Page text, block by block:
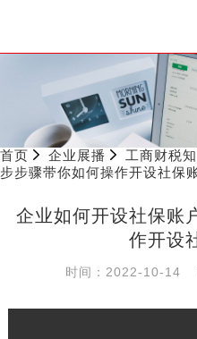
首页 企业展播 工商财税
步步骤带你如何操作开设社保
企业如何开设社保账
作开设
时间：2022-10-14